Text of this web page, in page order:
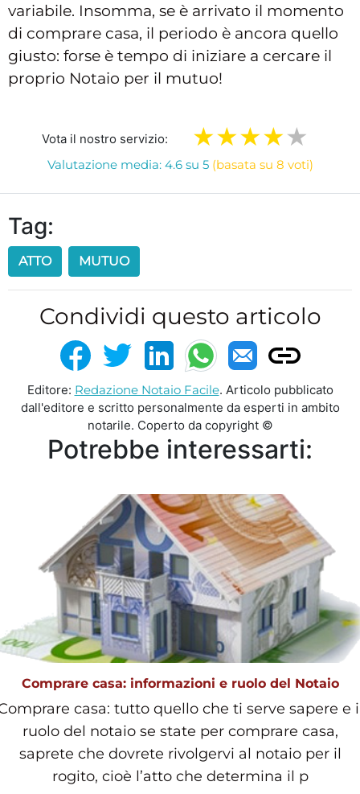
variabile. Insomma, se è arrivato il momento
di comprare casa, il periodo è ancora quello
giusto: forse è tempo di iniziare a cercare il
proprio Notaio per il mutuo!
Vota il nostro servizio:
Valutazione media: 4.6 su 5 (basata su 8 voti)
Tag:
ATTO MUTUO
Condividi questo articolo
Editore: Redazione Notaio Facile. Articolo pubblicato
dall'editore e scritto personalmente da esperti in ambito
notarile. Coperto da copyright ©
Potrebbe interessarti:
Comprare casa: informazioni e ruolo del Notaio
casa: tutto quello che ti serve sapere e
ruolo del notaio se state per comprare casa,
saprete che dovrete rivolgervi al notaio per il
rogito, cioè l’atto che determina il p